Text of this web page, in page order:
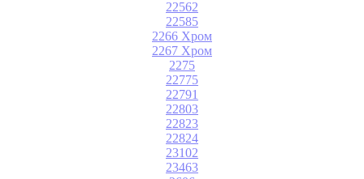
22562
22585
2266 Хром
2267 Хром
2275
22775
22791
22803
22823
22824
23102
23463